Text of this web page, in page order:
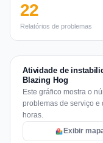
22
Relatórios de problemas
Atividade de
Blazing Hog
Este gráfico mostra o
problemas de serviço e
horas.
Exibir